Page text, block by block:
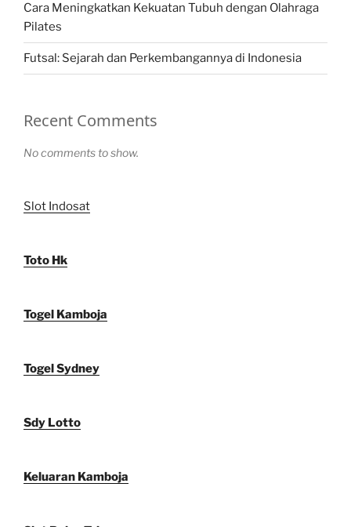
Cara Meningkatkan Kekuatan Tubuh dengan Olahraga
Pilates
Futsal: Sejarah dan Perkembangannya di Indonesia
Recent Comments
No comments to show.
Slot Indosat
Toto Hk
Togel Kamboja
Togel Sydney
Sdy Lotto
Keluaran Kamboja